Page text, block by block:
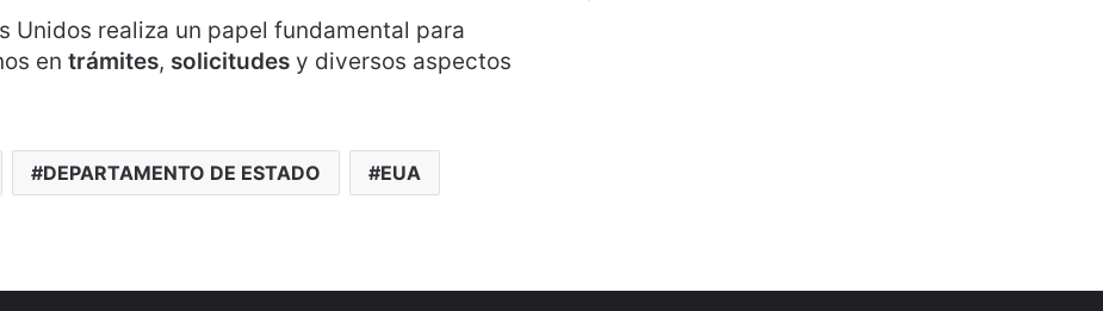
Unidos realiza un papel fundamental para
en trámites, solicitudes y diversos aspectos
DEPARTAMENTO DE ESTADO EUA